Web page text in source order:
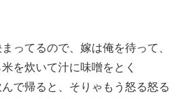
ってるので、嫁は俺を待って、
を炊いて汁に味噌をとく
で帰ると、そりゃもう怒る怒る